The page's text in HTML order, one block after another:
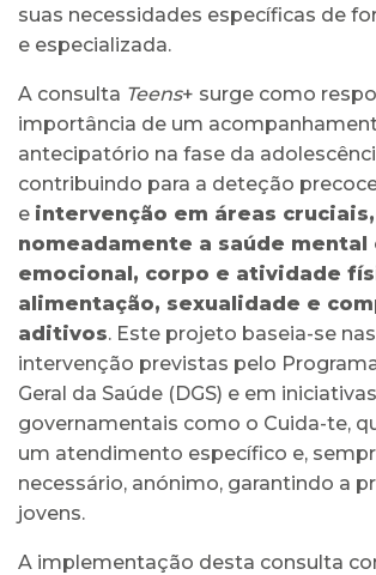
suas necessidades específicas de
e especializada.
A consulta Teens+ surge como
importância de um
antecipatório na fase da
contribuindo para a deteção
e intervenção em áreas cruciais,
nomeadamente a saúde
emocional, corpo e atividade
alimentação, sexualidade e
aditivos. Este projeto baseia-se
intervenção previstas pelo
Geral da Saúde (DGS) e em iniciativas
governamentais como o Cuida-te,
um atendimento específico e,
necessário, anónimo, garantindo a
jovens.
A implementação desta consulta